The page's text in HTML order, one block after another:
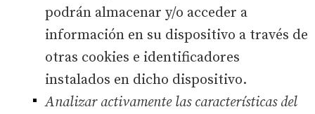
podrán almacenar y/o acceder a
información en su dispositivo a través de
otras cookies e identificadores
instalados en dicho dispositivo.
Analizar activamente las características del